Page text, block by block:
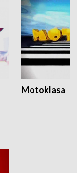
Motoklasa